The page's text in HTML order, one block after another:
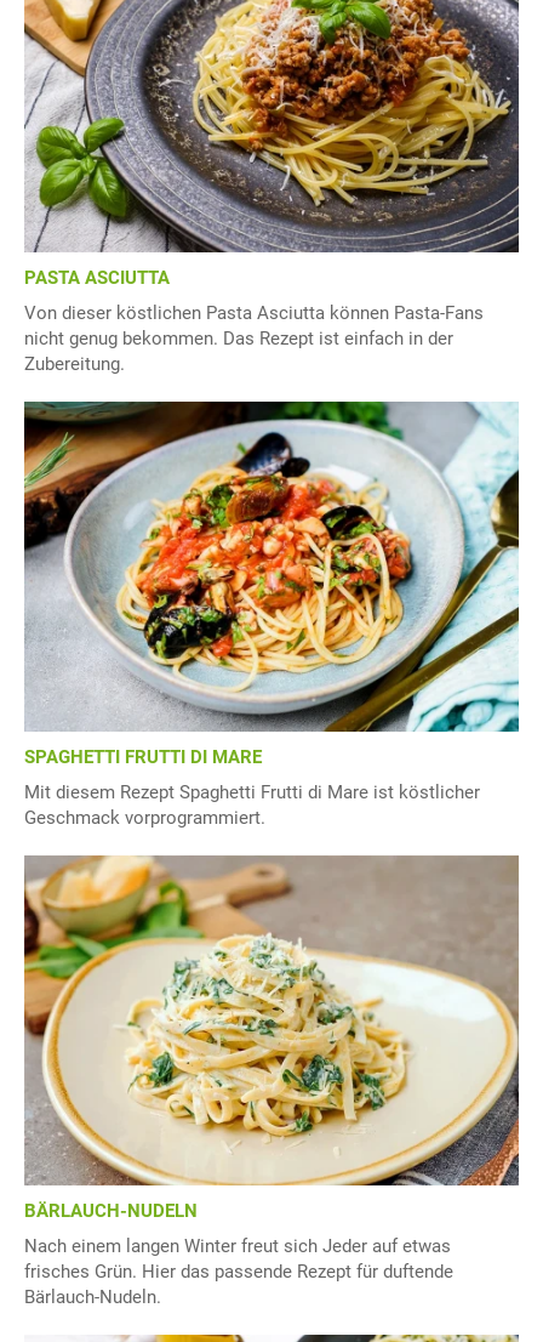
PASTA ASCIUTTA
Von dieser köstlichen Pasta Asciutta können Pasta-Fans
nicht genug bekommen. Das Rezept ist einfach in der
Zubereitung.
SPAGHETTI FRUTTI DI MARE
Mit diesem Rezept Spaghetti Frutti di Mare ist köstlicher
Geschmack vorprogrammiert.
BÄRLAUCH-NUDELN
Nach einem langen Winter freut sich Jeder auf etwas
frisches Grün. Hier das passende Rezept für duftende
Bärlauch-Nudeln.